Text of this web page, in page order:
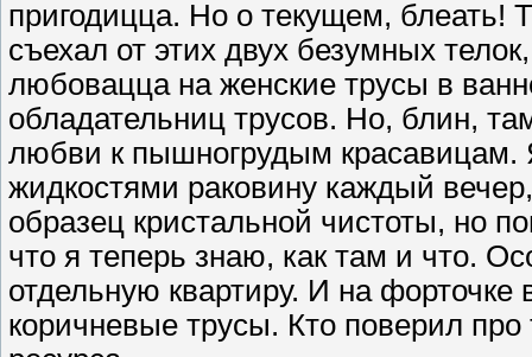
пригодицца. Но о текущем, блеать!
съехал от этих двух безумных
любовацца на женские трусы в
обладательниц трусов. Но, блин,
любви к пышногрудым
жидкостями раковину каждый
образец кристальной чистоты, но
что я теперь знаю, как там и что.
отдельную квартиру. И на
коричневые трусы. Кто поверил про